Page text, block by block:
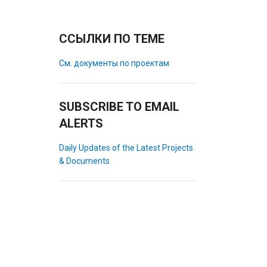
ССЫЛКИ ПО ТЕМЕ
См. документы по проектам
SUBSCRIBE TO EMAIL
ALERTS
Daily Updates of the Latest Projects
& Documents